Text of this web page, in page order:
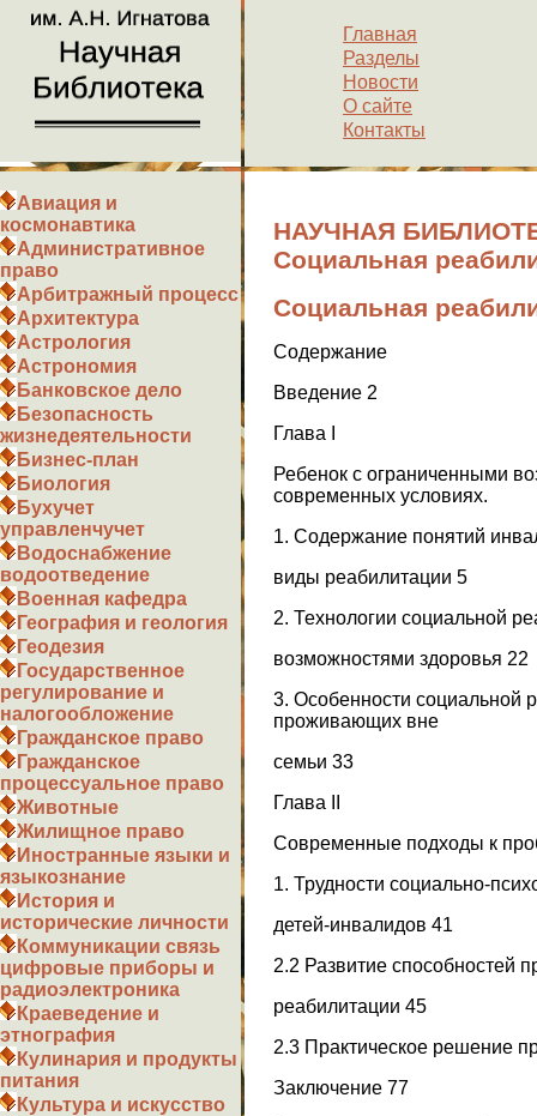
Главная
Разделы
Новости
О сайте
Контакты
Авиация и
космонавтика
Административное
право
Арбитражный процесс
Архитектура
Астрология
Астрономия
Банковское дело
Безопасность
жизнедеятельности
Бизнес-план
Биология
Бухучет
управленчучет
Водоснабжение
водоотведение
Военная кафедра
География и геология
Геодезия
Государственное
регулирование и
налогообложение
Гражданское право
Гражданское
процессуальное право
Животные
Жилищное право
Иностранные языки и
языкознание
История и
исторические личности
Коммуникации связь
цифровые приборы и
радиоэлектроника
Краеведение и
этнография
Кулинария и продукты
питания
Культура и искусство
НАУЧНАЯ
Социальная
Социальная
Содержание
Введение 2
Глава I
Ребенок с ограниченными
современных условиях.
1. Содержание понятий
виды реабилитации 5
2. Технологии социальной
возможностями здоровья 22
3. Особенности социальной
проживающих вне
семьи 33
Глава II
Современные подходы к
1. Трудности социально-
детей-инвалидов 41
2.2 Развитие способностей
реабилитации 45
2.3 Практическое решение
Заключение 77